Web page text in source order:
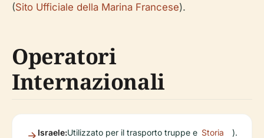
(Sito Ufficiale della Marina Francese).
Operatori
Internazionali
Israele:Utilizzato per il trasporto truppe e Storia
).